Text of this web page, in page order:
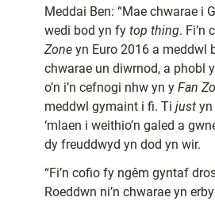
Meddai Ben: “Mae chwarae i
wedi bod yn fy top thing. Fi’n
Zone yn Euro 2016 a meddwl
chwarae un diwrnod, a phobl
o’n i’n cefnogi nhw yn y Fan
meddwl gymaint i fi. Ti just
‘mlaen i weithio’n galed a
dy freuddwyd yn dod yn wir.
“Fi’n cofio fy ngêm gyntaf
Roeddwn ni’n chwarae yn